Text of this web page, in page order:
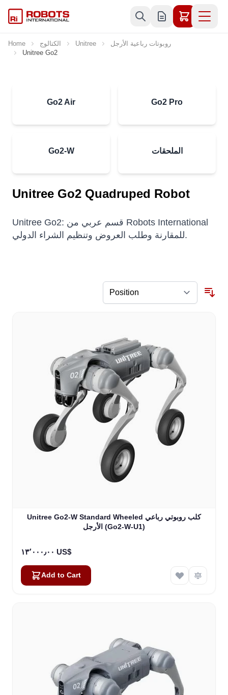
Home الكتالوج Unitree
روبوتات رباعية الأرجل
Unitree Go2
Go2 Air Go2 Pro
Go2-W الملحقات
Unitree Go2 Quadruped Robot
Unitree Go2: قسم عربي من Robots International
للمقارنة وطلب العروض وتنظيم الشراء الدولي.
Unitree Go2-W Standard Wheeled كلب روبوتي رباعي
الأرجل (Go2-W-U1)
١٣٬٠٠٠٫٠٠ US$
Add to Cart